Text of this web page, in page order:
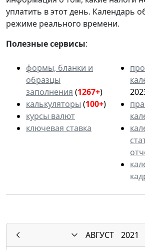
уплатить в этот день. Календарь
режиме реального времени.
Полезные сервисы:
формы, бланки и
образцы
заполнения (1267+)
калькуляторы (100+)
курсы валют
ключевая ставка
АВГУСТ
2021